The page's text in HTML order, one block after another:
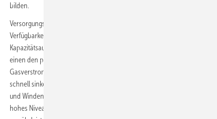
bilden.
Versorgungssicherheit steht auch für den Schwerpunkt Flexibilität und
Verfügbarkeit im Fokus. Diese soll durch den bereits genannten
Kapazitätsausbau von erneuerbaren Energien gelingen. Soll aber zum
einen den parallelen Ausstieg aus Kernenergie sowie Kohle- und
Gasverstromung möglich machen und zum anderen es schaffen, die
schnell sinkenden und steigenden Einspeiseprofile von Photovoltaik-
und Windenergieanlagen flexibel verwaltbar zu machen. „Um ein
hohes Niveau an Versorgungssicherheit auch für die Zukunft zu